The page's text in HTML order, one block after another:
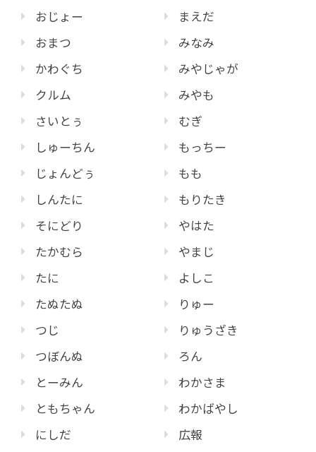
おじょー
おまつ
かわぐち
クルム
さいとぅ
しゅーちん
じょんどぅ
しんたに
そにどり
たかむら
たに
たぬたぬ
つじ
つぼんぬ
とーみん
ともちゃん
にしだ
まえだ
みなみ
みやじゃが
みやも
むぎ
もっちー
もも
もりたき
やはた
やまじ
よしこ
りゅー
りゅうざき
ろん
わかさま
わかばやし
広報